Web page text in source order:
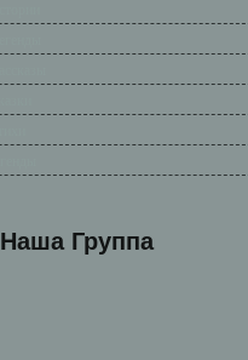
Наша Группа